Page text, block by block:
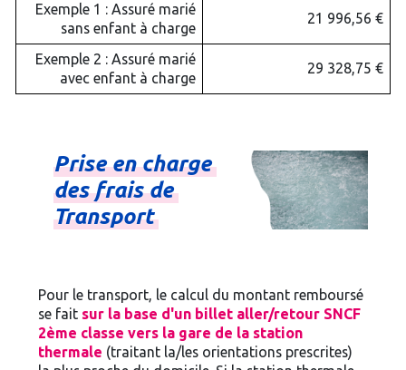
Exemple 1 : Assuré marié
sans enfant à charge
21 996,56 €
Exemple 2 : Assuré marié
avec enfant à charge
29 328,75 €
Priseencharge
desfraisde
Transport
Pour le transport, le calcul du montant remboursé
se fait sur la base d'un billet aller/retour SNCF
2ème classe vers la gare de la station
thermale (traitant la/les orientations prescrites)